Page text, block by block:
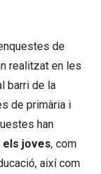
de
realitzat en les
barri de la
de primària i
han
els joves, com
així com